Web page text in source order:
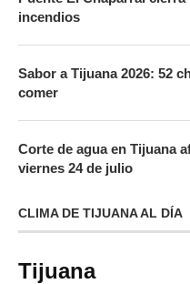
incendios
Sabor a Tijuana 2026: 52
comer
Corte de agua en Tijuana
viernes 24 de julio
CLIMA DE TIJUANA AL DÍA
Tijuana